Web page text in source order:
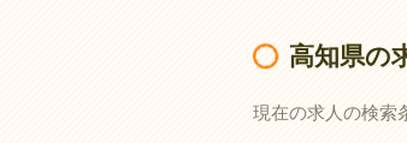
高知県の
現在の求人の検索